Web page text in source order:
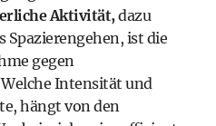
Aktivität,dazu
Spazierengehen, ist die
gegen
Intensität und
hängt von den